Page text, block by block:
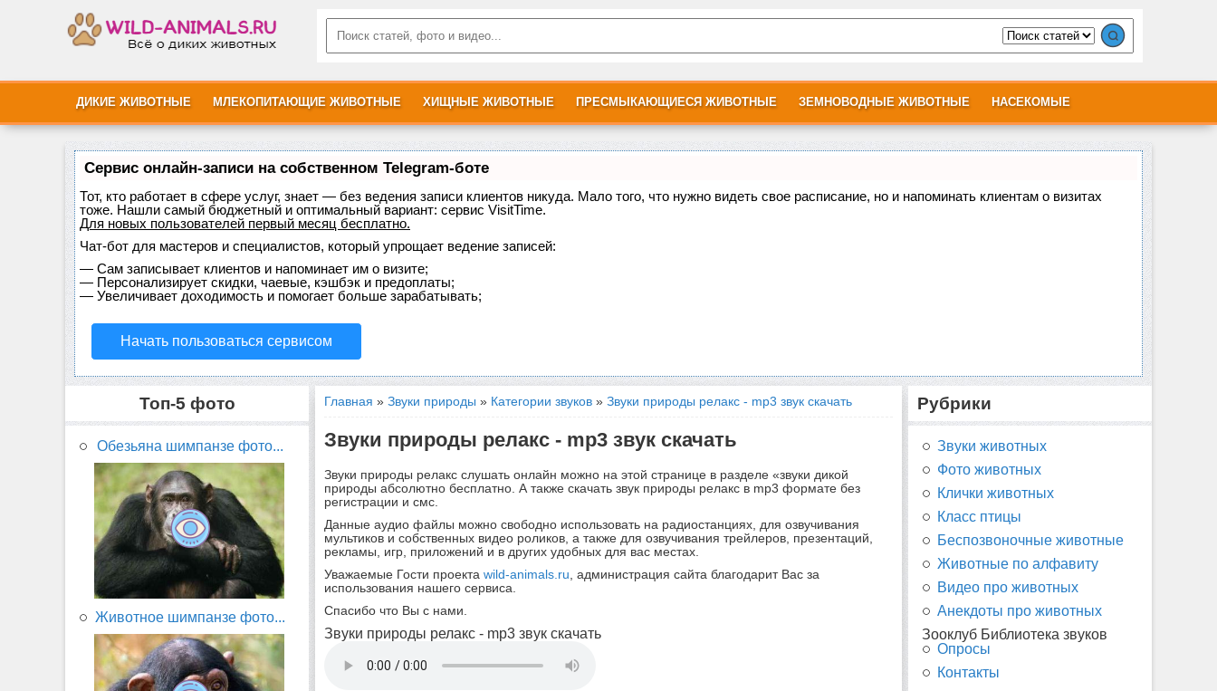
ДИКИЕ ЖИВОТНЫЕ МЛЕКОПИТАЮЩИЕ ЖИВОТНЫЕ ХИЩНЫЕ ЖИВОТНЫЕ ПРЕСМЫКАЮЩИЕСЯ ЖИВОТНЫЕ ЗЕМНОВОДНЫЕ ЖИВОТНЫЕ НАСЕКОМЫЕ
Сервис онлайн-записи на собственном Telegram-боте
Тот, кто работает в сфере услуг, знает — без ведения записи клиентов никуда. Мало того, что нужно видеть свое расписание, но и напоминать клиентам о визитах
тоже. Нашли самый бюджетный и оптимальный вариант: сервис VisitTime.
Для новых пользователей первый месяц бесплатно.
Чат-бот для мастеров и специалистов, который упрощает ведение записей:
— Сам записывает клиентов и напоминает им о визите;
— Персонализирует скидки, чаевые, кэшбэк и предоплаты;
— Увеличивает доходимость и помогает больше зарабатывать;
Начать пользоваться сервисом
Топ-5 фото
Обезьяна шимпанзе фото...
Животное шимпанзе фото...
Главная » Звуки природы » Категории звуков » Звуки природы релакс - mp3 звук скачать
Звуки природы релакс - mp3 звук скачать
Звуки природы релакс слушать онлайн можно на этой странице в разделе «звуки дикой
природы абсолютно бесплатно. А также скачать звук природы релакс в mp3 формате без
регистрации и смс.
Данные аудио файлы можно свободно использовать на радиостанциях, для озвучивания
мультиков и собственных видео роликов, а также для озвучивания трейлеров, презентаций,
рекламы, игр, приложений и в других удобных для вас местах.
Уважаемые Гости проекта wild-animals.ru , администрация сайта благодарит Вас за
использования нашего сервиса.
Спасибо что Вы с нами.
Звуки природы релакс - mp3 звук скачать
Рубрики
Звуки животных
Фото животных
Клички животных
Класс птицы
Беспозвоночные животные
Животные по алфавиту
Видео про животных
Анекдоты про животных
Зооклуб Библиотека звуков
Опросы
Контакты